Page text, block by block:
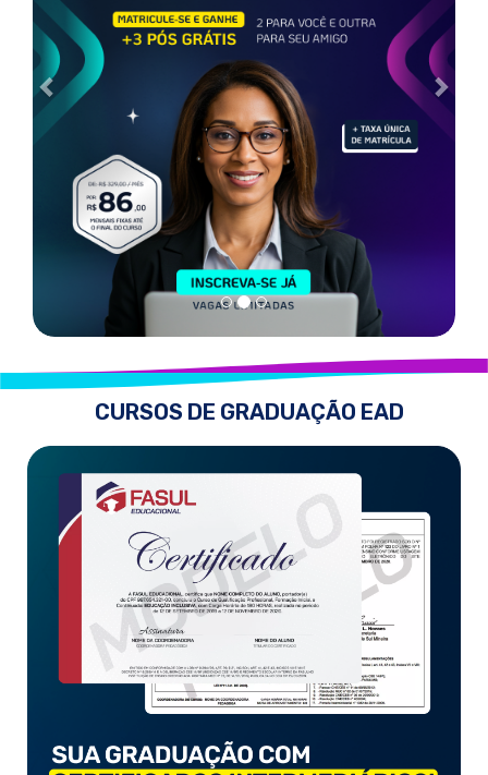
CURSOS DE GRADUAÇÃO EAD